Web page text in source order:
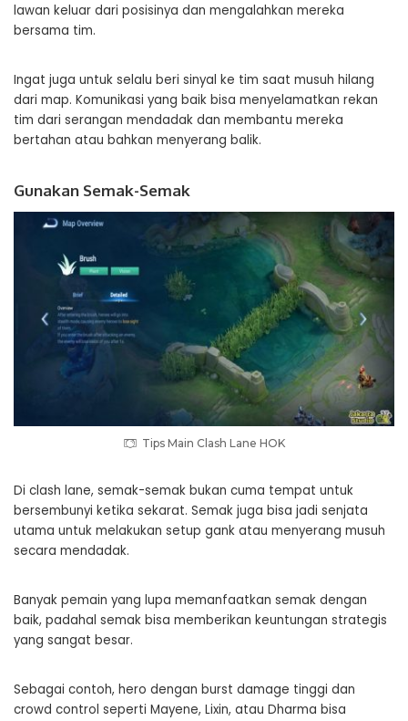
lawan keluar dari posisinya dan mengalahkan mereka
bersama tim.
Ingat juga untuk selalu beri sinyal ke tim saat musuh hilang
dari map. Komunikasi yang baik bisa menyelamatkan rekan
tim dari serangan mendadak dan membantu mereka
bertahan atau bahkan menyerang balik.
Gunakan Semak-Semak
Tips Main Clash Lane HOK
Di clash lane, semak-semak bukan cuma tempat untuk
bersembunyi ketika sekarat. Semak juga bisa jadi senjata
utama untuk melakukan setup gank atau menyerang musuh
secara mendadak.
Banyak pemain yang lupa memanfaatkan semak dengan
baik, padahal semak bisa memberikan keuntungan strategis
yang sangat besar.
Sebagai contoh, hero dengan burst damage tinggi dan
crowd control seperti Mayene, Lixin, atau Dharma bisa